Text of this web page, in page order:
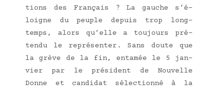
tions des Fran­çais ? La gauche s’é­
loigne du peuple depuis trop long­
temps, alors qu’elle a tou­jours pré­
ten­du le repré­sen­ter. Sans doute que
la grève de la fin, enta­mée le 5 jan­
vier par le pré­sident de Nou­velle
Donne et can­di­dat sélec­tion­né à la